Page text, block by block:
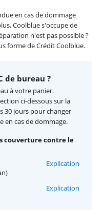
en cas de dommage
Coolblue s'occupe de
n'est pas possible ?
forme de Crédit Coolblue.
de bureau ?
à votre panier.
ci-dessous sur la
30 jours pour changer
en cas de dommage.
couverture contre le
Explication
Explication